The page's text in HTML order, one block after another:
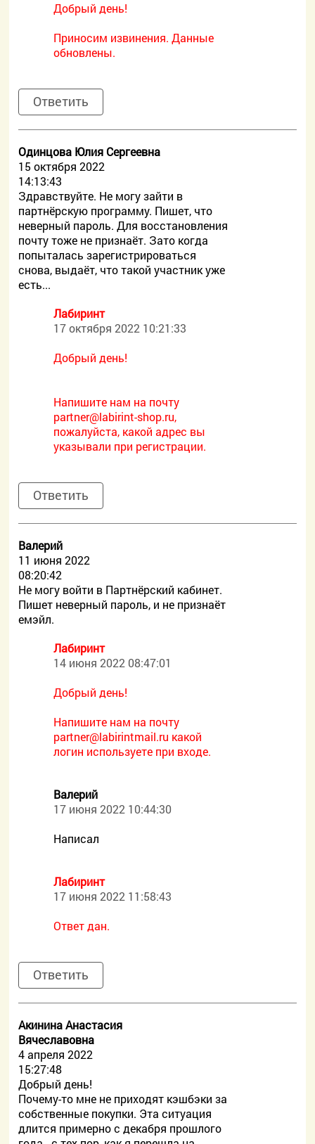
Добрый день!
Приносим извинения. Данные
обновлены.
Ответить
Одинцова Юлия Сергеевна
15 октября 2022
14:13:43
Здравствуйте. Не могу зайти в
партнёрскую программу. Пишет, что
неверный пароль. Для восстановления
почту тоже не признаёт. Зато когда
попыталась зарегистрироваться
снова, выдаёт, что такой участник уже
есть...
Лабиринт
17 октября 2022 10:21:33
Добрый день!
Напишите нам на почту
partner@labirint-shop.ru,
пожалуйста, какой адрес вы
указывали при регистрации.
Ответить
Валерий
11 июня 2022
08:20:42
Не могу войти в Партнёрский кабинет.
Пишет неверный пароль, и не признаёт
емэйл.
Лабиринт
14 июня 2022 08:47:01
Добрый день!
Напишите нам на почту
partner@labirintmail.ru какой
логин используете при входе.
Валерий
17 июня 2022 10:44:30
Написал
Лабиринт
17 июня 2022 11:58:43
Ответ дан.
Ответить
Акинина Анастасия
Вячеславовна
4 апреля 2022
15:27:48
Добрый день!
Почему-то мне не приходят кэшбэки за
собственные покупки. Эта ситуация
длится примерно с декабря прошлого